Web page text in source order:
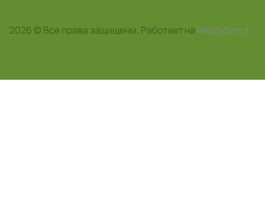
2026 © Все права защищены. Работает на ReadyScript